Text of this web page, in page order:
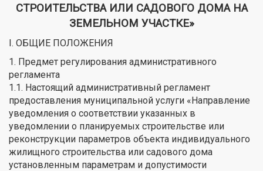
СТРОИТЕЛЬСТВА ИЛИ САДОВОГО ДОМА НА
ЗЕМЕЛЬНОМ УЧАСТКЕ»
I. ОБЩИЕ ПОЛОЖЕНИЯ
1. Предмет регулирования административного
регламента
1.1. Настоящий административный регламент
предоставления муниципальной услуги «Направление
уведомления о соответствии указанных в
уведомлении о планируемых строительстве или
реконструкции параметров объекта индивидуального
жилищного строительства или садового дома
установленным параметрам и допустимости